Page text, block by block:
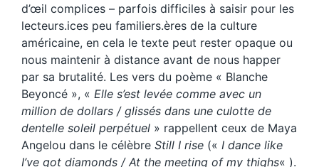
d’œil complices – parfois difficiles à saisir pour les
lecteurs.ices peu familiers.ères de la culture
américaine, en cela le texte peut rester opaque ou
nous maintenir à distance avant de nous happer
par sa brutalité. Les vers du poème « Blanche
Beyoncé », « Elle s’est levée comme avec un
million de dollars / glissés dans une culotte de
dentelle soleil perpétuel » rappellent ceux de Maya
Angelou dans le célèbre Still I rise (« I dance like
I’ve got diamonds / At the meeting of my thighs« ).